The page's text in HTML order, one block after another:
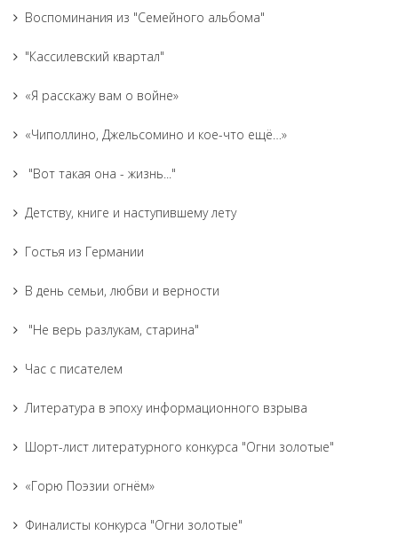
Воспоминания из "Семейного альбома"
"Кассилевский квартал"
«Я расскажу вам о войне»
«Чиполлино, Джельсомино и кое-что ещё…»
"Вот такая она - жизнь..."
Детству, книге и наступившему лету
Гостья из Германии
В день семьи, любви и верности
"Не верь разлукам, старина"
Час с писателем
Литература в эпоху информационного взрыва
Шорт-лист литературного конкурса "Огни золотые"
«Горю Поэзии огнём»
Финалисты конкурса "Огни золотые"